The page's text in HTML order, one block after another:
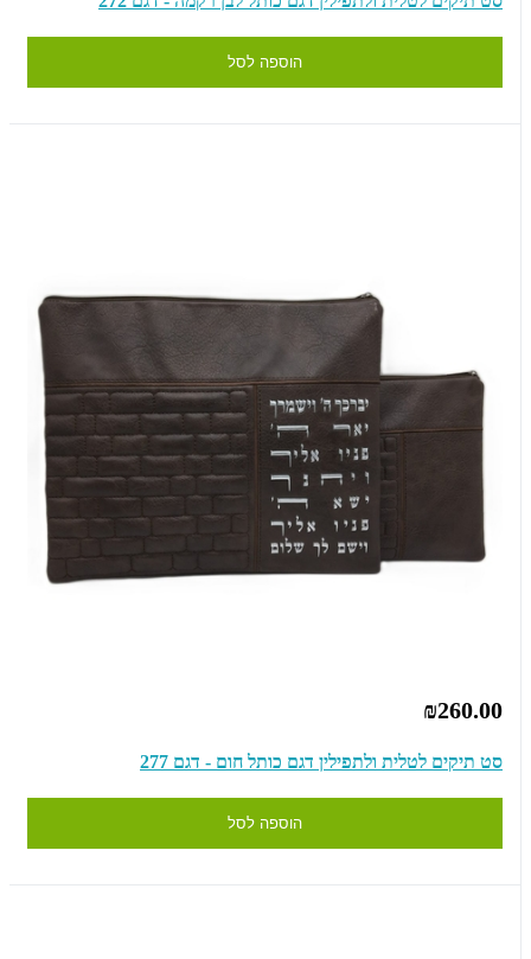
הוספה לסל
₪260.00
סט תיקים לטלית ולתפילין דגם כותל חום - דגם 277
הוספה לסל